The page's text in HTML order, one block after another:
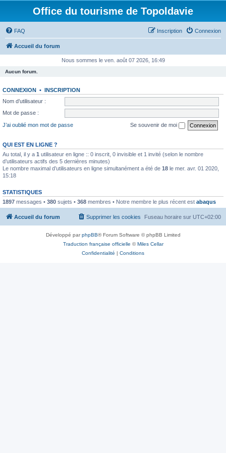
Office du tourisme de Topoldavie
FAQ Connexion
Inscription
Accueil du forum
Nous sommes le ven. août 07 2026, 16:49
Aucun forum.
CONNEXION • INSCRIPTION
Nom d’utilisateur :
Mot de passe :
J’ai oublié mon mot de passe
Se souvenir de moi
QUI EST EN LIGNE ?
Au total, il y a 1 utilisateur en ligne :: 0 inscrit, 0 invisible et 1 invité (selon le nombre
d’utilisateurs actifs des 5 dernières minutes)
Le nombre maximal d’utilisateurs en ligne simultanément a été de 18 le mer. avr. 01 2020,
15:18
STATISTIQUES
1897 messages • 380 sujets • 368 membres • Notre membre le plus récent est abaqus
Accueil du forum Fuseau horaire sur UTC+02:00
Supprimer les cookies
Développé parphpBB® Forum Software © phpBB Limited
Traduction française officielle ©Miles Cellar
Confidentialité | Conditions